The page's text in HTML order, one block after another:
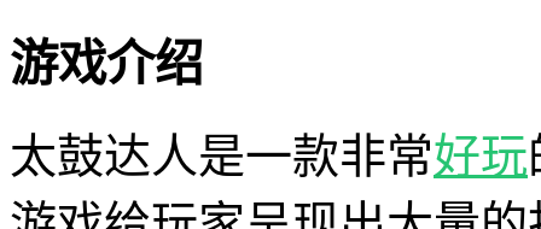
游戏介绍
太鼓达人是一款非常好玩